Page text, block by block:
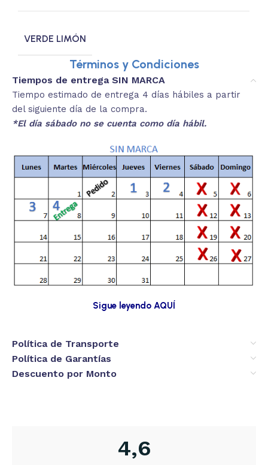
VERDE LIMÓN
Términos y Condiciones
Tiempos de entrega SIN MARCA
Tiempo estimado de entrega 4 días hábiles a partir
del siguiente día de la compra.
*El día sábado no se cuenta como día hábil.
Sigue leyendo AQUÍ
Política de Transporte
Política de Garantías
Descuento por Monto
4,6